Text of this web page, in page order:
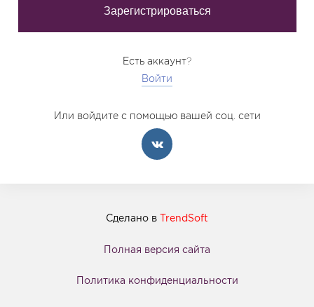
Есть аккаунт?
Войти
Или войдите с помощью вашей соц. сети
Сделано в TrendSoft
Полная версия сайта
Политика конфиденциальности